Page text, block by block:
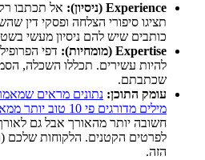
Experience (ניסיון):
אל תכתבו רק
תציגו סיפורי הצלחה ופסקי דין
כותבים שיש להם ניסיון מעשי
Expertise (מומחיות):
דפי
להיות עשירים. תכללו השכלה,
שכתבתם.
עומק התוכן:
מילים מדורגים פי 10 טוב יותר ממאמרים קצרים
חשובה יותר מהאורך אבל גם
הזה.